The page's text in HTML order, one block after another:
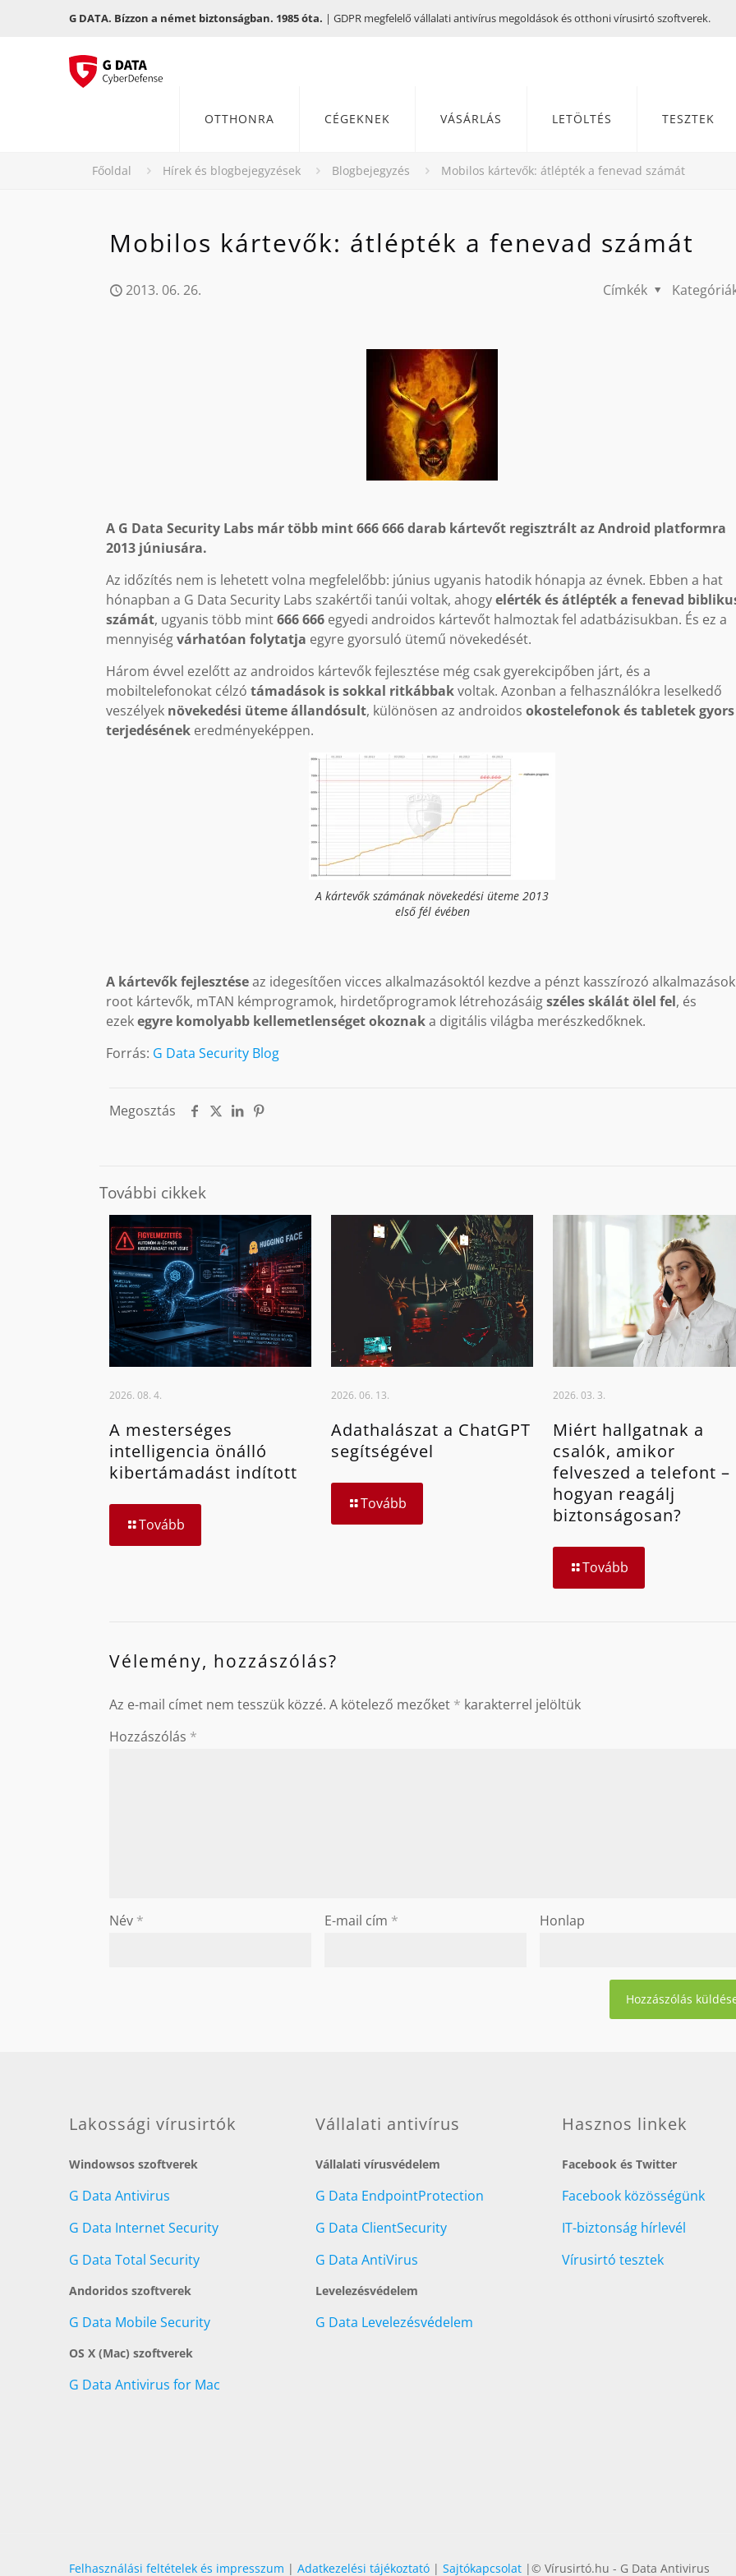
G DATA. Bízzon a német biztonságban. 1985 óta. | GDPR megfelelő vállalati antivírus megoldások és otthoni vírusirtó szoftverek.
OTTHONRA CÉGEKNEK VÁSÁRLÁS LETÖLTÉS TESZTEK
Főoldal Hírek és blogbejegyzések Blogbejegyzés Mobilos kártevők: átlépték a fenevad számát
Mobilos kártevők: átlépték a fenevad számát
2013. 06. 26. Címkék
A G Data Security Labs már több mint 666 666 darab kártevőt regisztrált az Android platformra
2013 júniusára.
Az időzítés nem is lehetett volna megfelelőbb: június ugyanis hatodik hónapja az évnek. Ebben a hat
hónapban a G Data Security Labs szakértői tanúi voltak, ahogyelérték és átlépték a fenevad
számát, ugyanis több mint666 666 egyedi androidos kártevőt halmoztak fel adatbázisukban. És ez a
mennyiségvárhatóan folytatja egyre gyorsuló ütemű növekedését.
Három évvel ezelőtt az androidos kártevők fejlesztése még csak gyerekcipőben járt, és a
mobiltelefonokat célzótámadások is sokkal ritkábbakvoltak. Azonban a felhasználókra leselkedő
veszélyek növekedési üteme állandósult, különösen az androidosokostelefonok és tabletek gyors
terjedésének eredményeképpen.
A kártevők számának növekedési üteme 2013
első fél évében
A kártevők fejlesztéseaz idegesítően vicces alkalmazásoktól kezdve a pénzt kasszírozó
root kártevők, mTAN kémprogramok, hirdetőprogramok létrehozásáigszéles skálát ölel fel, és
ezekegyre komolyabb kellemetlenséget okoznaka digitális világba merészkedőknek.
Forrás: G Data Security Blog
Megosztás
További cikkek
2026. 08. 4.
A mesterséges
intelligencia önálló
kibertámadást indított
Tovább
2026. 06. 13.
Adathalászat a ChatGPT
segítségével
Tovább
2026. 03. 3.
Miért hallgatnak a
csalók, amikor
felveszed a telefont –
hogyan reagálj
biztonságosan?
Tovább
Vélemény, hozzászólás?
Az e-mail címet nem tesszük közzé. A kötelező mezőket * karakterrel jelöltük
Hozzászólás *
Név * E-mail cím * Honlap
Lakossági vírusirtók
Windowsos szoftverek
G Data Antivirus
G Data Internet Security
G Data Total Security
Andoridos szoftverek
G Data Mobile Security
OS X (Mac) szoftverek
G Data Antivirus for Mac
Vállalati antivírus
Vállalati vírusvédelem
G Data EndpointProtection
G Data ClientSecurity
G Data AntiVirus
Levelezésvédelem
G Data Levelezésvédelem
Hasznos linkek
Facebook és Twitter
Facebook közösségünk
IT-biztonság hírlevél
Vírusirtó tesztek
Felhasználási feltételek és impresszum | Adatkezelési tájékoztató | Sajtókapcsolat |© Vírusirtó.hu - G Data Antivirus